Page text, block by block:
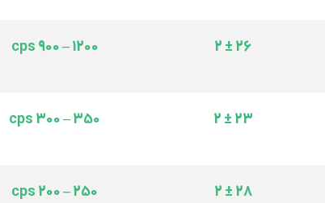
26 ± 2
1200 – 900 cps
23 ± 2
350 – 300 cps
28 ± 2
250 – 200 cps